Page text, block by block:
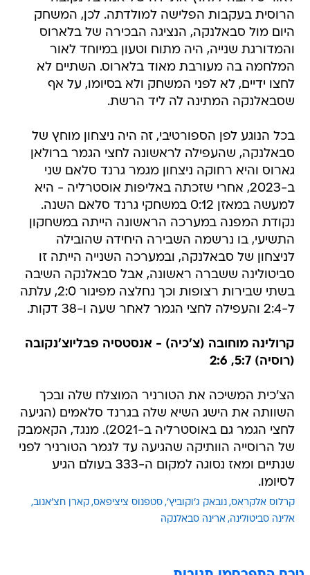
הרוסית בעקבות הפלישה למולדתה. לכן, המשחק
היום מול סבאלנקה, הנציגה הבכירה של בלארוס
והמדורגת שנייה, היה מתוח וטעון במיוחד לאור
המלחמה בה מעורבת מאוד בלארוס. השתיים לא
לחצו ידיים, לא לפני המשחק ולא בסיומו, על אף
שסבאלנקה המתינה לה ליד הרשת.
בכל הנוגע לפן הספורטיבי, זה היה ניצחון מוחץ של
סבאלנקה, שהעפילה לראשונה לחצי הגמר ברולאן
גארוס והיא רחוקה ניצחון מגמר גרנד סלאם שני
ב-2023, אחרי שזכתה באליפות אוסטרליה - היא
למעשה במאזן 0:12 במשחקי גרנד סלאם השנה.
נקודת המפנה במערכה הראשונה הייתה במשחקון
התשיעי, בו נרשמה השבירה היחידה שהובילה
לניצחון של סבאלנקה, ובמערכה השנייה הייתה זו
סביטולינה ששברה ראשונה, אבל סבאלנקה השיבה
בשתי שבירות רצופות וכך נחלצה מפיגור 2:0, עלתה
ל-2:4 והעפילה לחצי הגמר לאחר שעה ו-38 דקות.
קרולינה מוחובה (צ'כיה) - אנסטסיה פבליוצ'נקובה
(רוסיה) 5:7, 2:6
הצ'כית המשיכה את הטורניר המוצלח שלה ובכך
השוותה את הישג השיא שלה בגרנד סלאמים (הגיעה
לחצי הגמר גם באוסטרליה ב-2021). מנגד, הקאמבק
של הרוסייה הוותיקה שהגיעה עד לגמר הטורניר לפני
שנתיים ומאז נסוגה למקום ה-333 בעולם הגיע
לסיומו.
קרלוס אלקראס נובאק ג'וקוביץ' סטפנוס ציציפאס קארן חצ'אנוב
אלינה סביטולינה ארינה סבאלנקה